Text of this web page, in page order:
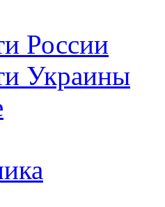
России
Украины